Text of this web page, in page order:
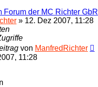
Forum der MC Richter GbR
» 12. Dez 2007, 11:28
von ManfredRichter
11:28